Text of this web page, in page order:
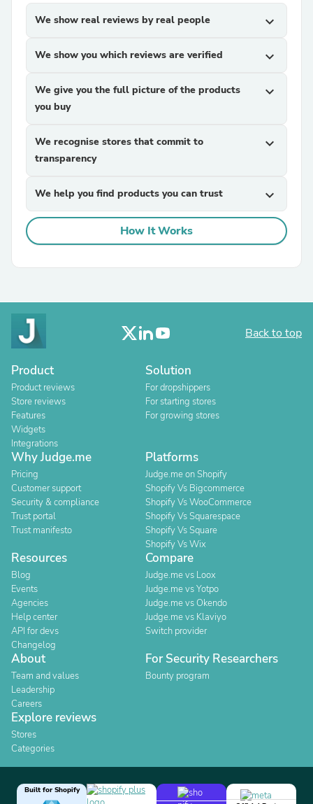
We show real reviews by real people expand_more
We show you which reviews are verified expand_more
We give you the full picture of the products
you buy
expand_more
We recognise stores that commit to
transparency
expand_more
We help you find products you can trust expand_more
How It Works
Back to top
Product
Product reviews
Store reviews
Features
Widgets
Integrations
Solution
For dropshippers
For starting stores
For growing stores
Why Judge.me
Pricing
Customer support
Security & compliance
Trust portal
Trust manifesto
Platforms
Judge.me on Shopify
Shopify Vs Bigcommerce
Shopify Vs WooCommerce
Shopify Vs Squarespace
Shopify Vs Square
Shopify Vs Wix
Resources
Blog
Events
Agencies
Help center
API for devs
Changelog
Compare
Judge.me vs Loox
Judge.me vs Yotpo
Judge.me vs Okendo
Judge.me vs Klaviyo
Switch provider
About
Team and values
Leadership
Careers
For Security Researchers
Bounty program
Explore reviews
Stores
Categories
Built for Shopify